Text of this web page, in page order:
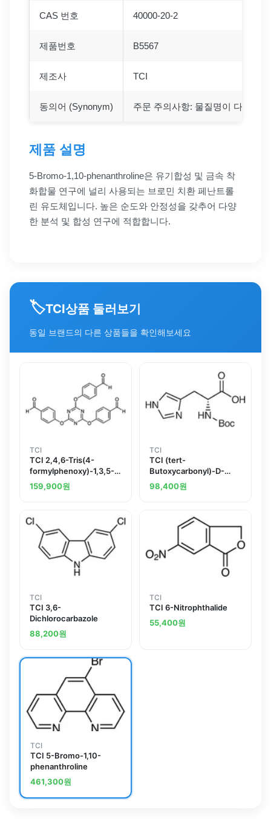
CAS 번호 40000-20-2
제품번호 B5567
제조사 TCI
동의어 (Synonym) 주문 주의사항: 물질명이 다르더
제품 설명
5-Bromo-1,10-phenanthroline은 유기합성 및 금속 착
화합물 연구에 널리 사용되는 브로민 치환 페난트롤
린 유도체입니다. 높은 순도와 안정성을 갖추어 다양
한 분석 및 합성 연구에 적합합니다.
🏷️TCI상품 둘러보기
동일 브랜드의 다른 상품들을 확인해보세요
TCI
TCI 2,4,6-Tris(4-
formylphenoxy)-1,3,5-
triazine
159,900원
TCI
TCI (tert-
Butoxycarbonyl)-D-
histidine
98,400원
TCI
TCI 3,6-
Dichlorocarbazole
88,200원
TCI
TCI 6-Nitrophthalide
55,400원
TCI
TCI 5-Bromo-1,10-
phenanthroline
461,300원